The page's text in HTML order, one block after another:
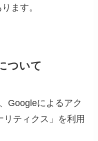
ます。
ついて
Googleによるアク
ティクス」を利用